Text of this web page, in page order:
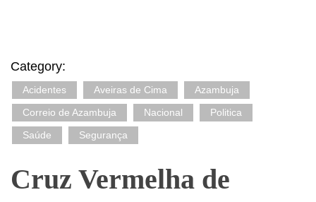
Category:
Acidentes Aveiras de Cima
Azambuja
Correio de Azambuja
Nacional
Politica
Saúde
Segurança
Cruz Vermelha de